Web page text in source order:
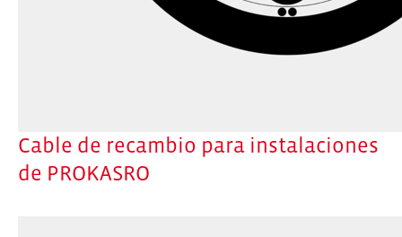
Cable de recambio para instalaciones
de PROKASRO